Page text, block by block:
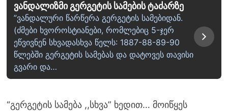
ვანდალიზმი გერგეტის სამების ტაძარზე
”ვანდალური წარწერა გერგეტის სამებიდან.
(ძმები ხვოროსტიანები, რომლებიც 5-ჯერ
ეწვივნენ სხვადასხვა წელს: 1887-88-89-90
წლებში გერგეტის სამებას და დატოვეს თავისი
გვარი და…
“გერგეტის სამება ,,სხვა” ხედით… მოიწყეს